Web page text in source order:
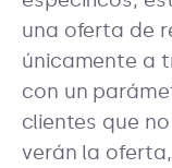
una oferta de
únicamente a
con un
clientes que
verán la